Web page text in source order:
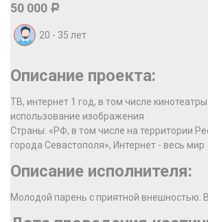
50 000 Р
20 - 35 лет
Описание проекта:
ТВ, интернет 1 год, в том числе
использование изображения
Страны: «РФ, в том числе на территории
города Севастополя», Интернет - весь мир
Описание исполнителя:
Молодой парень с приятной внешностью.